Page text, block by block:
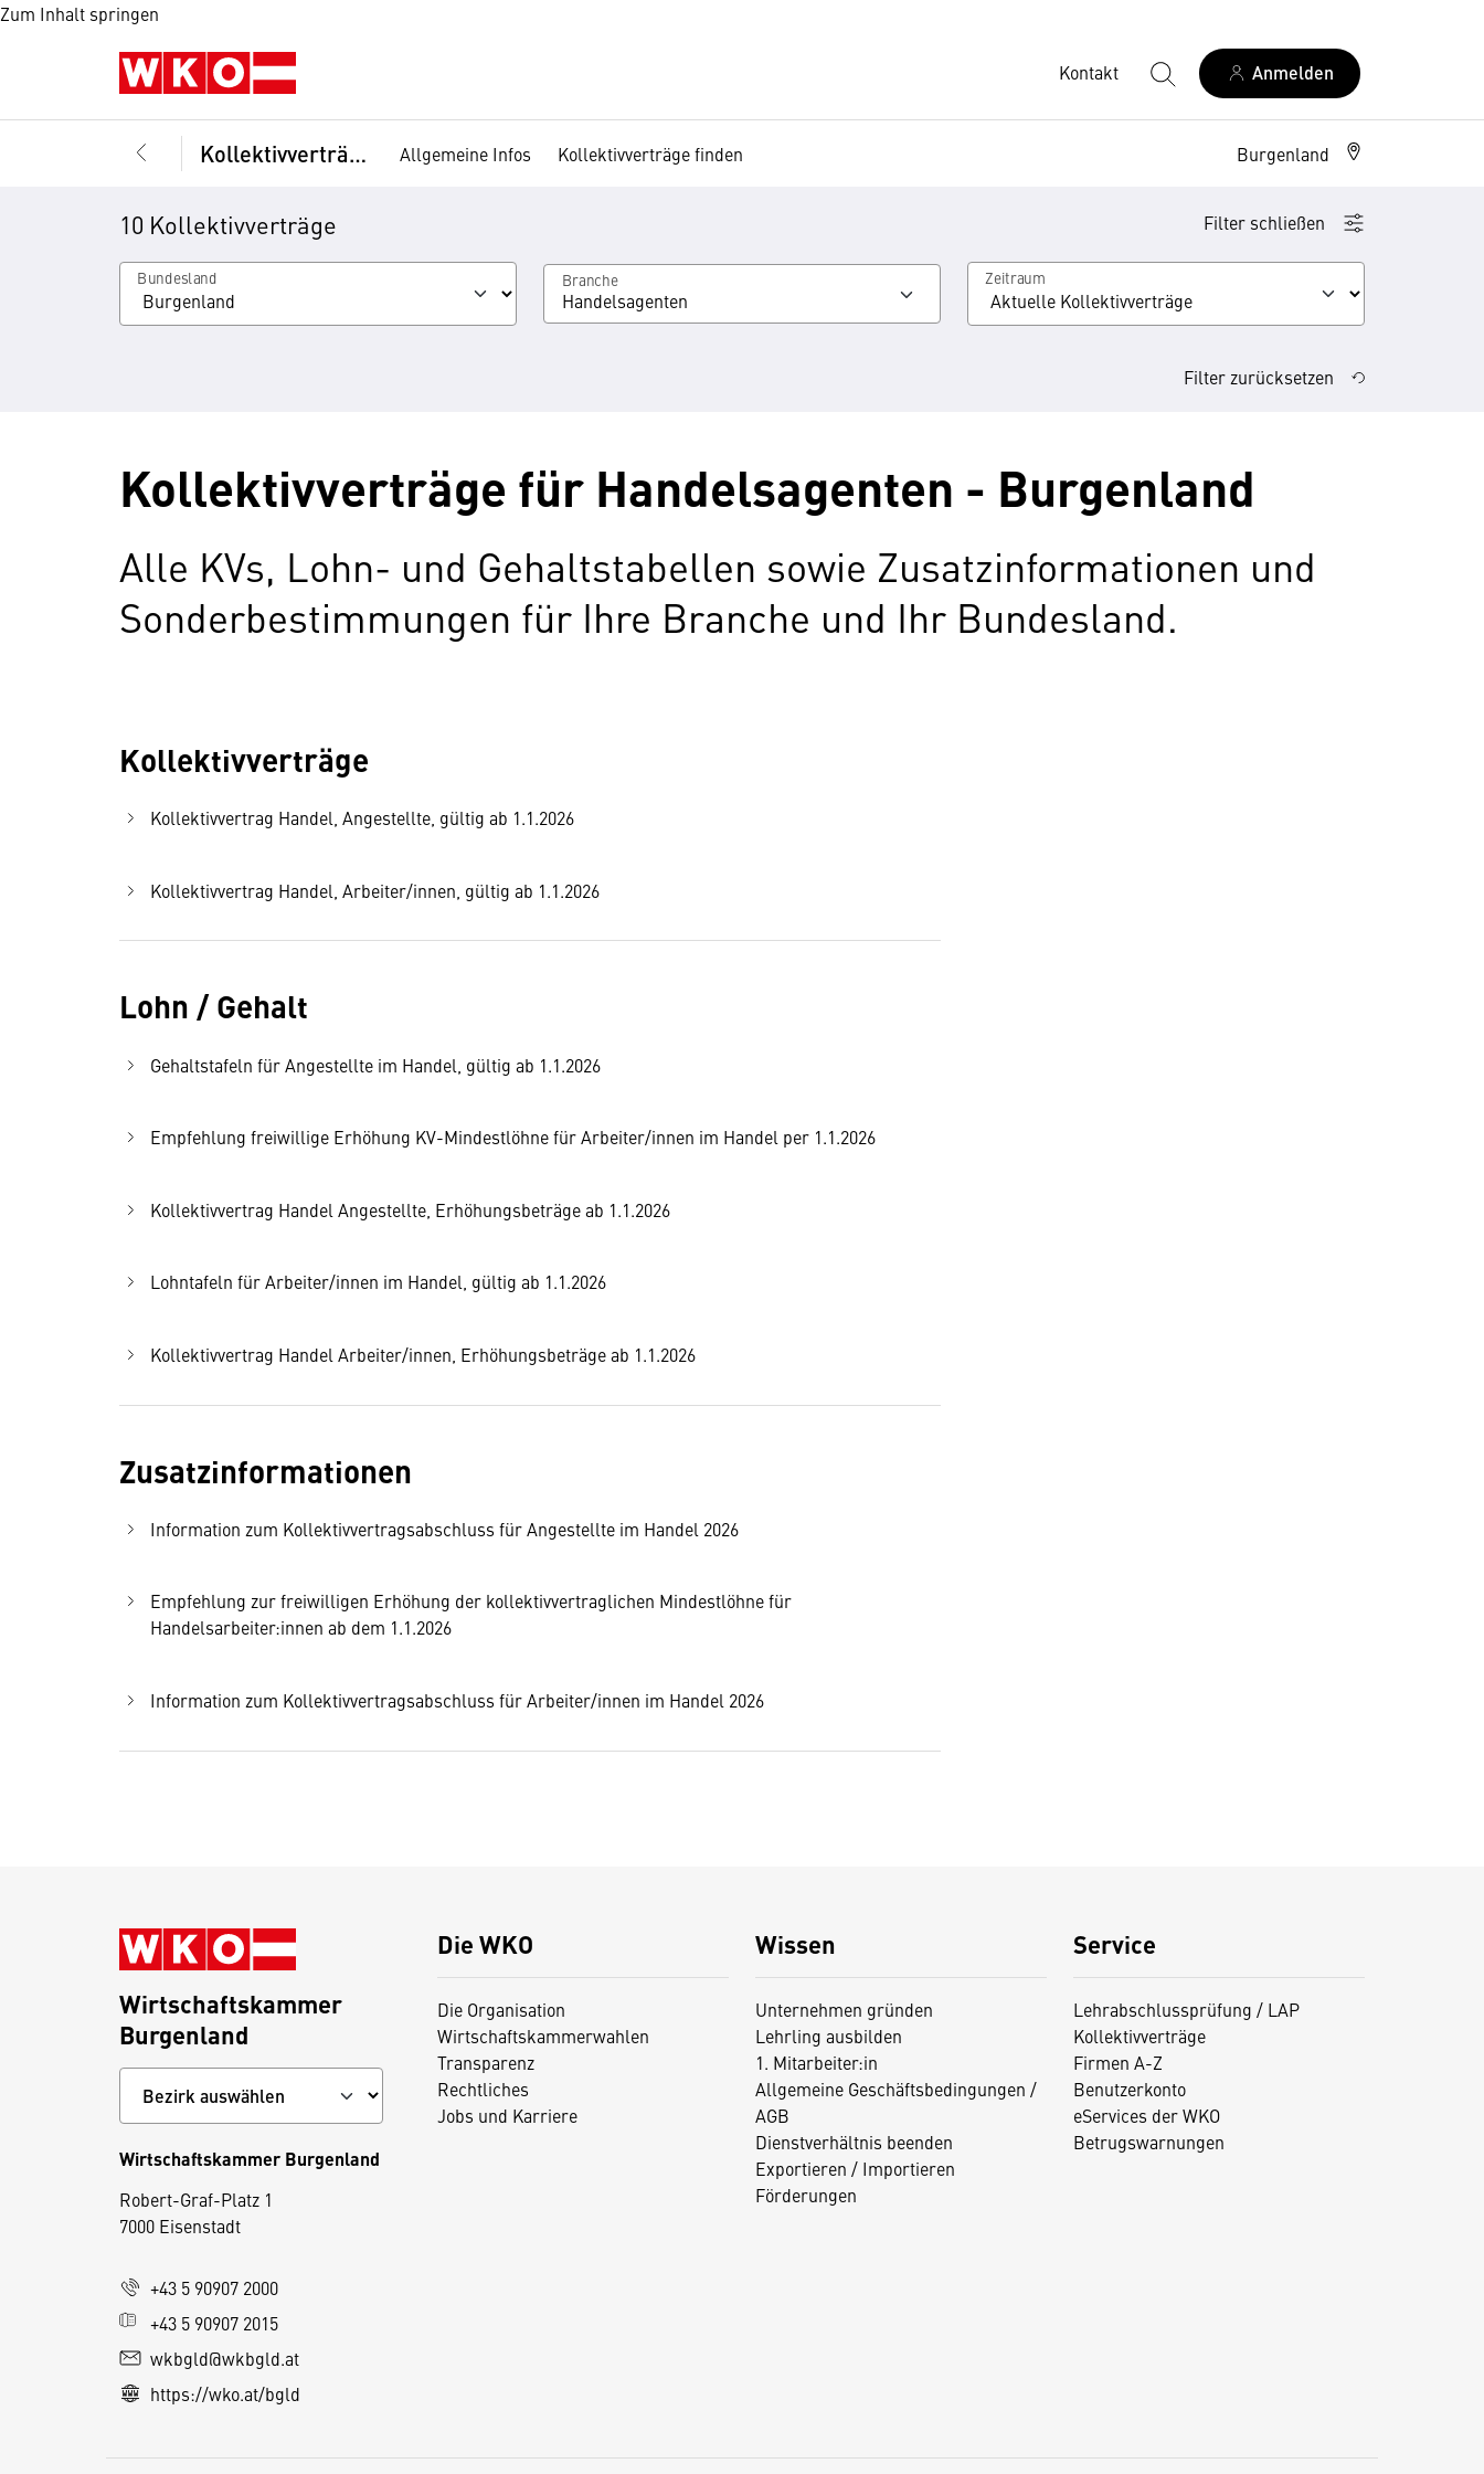
Zum Inhalt springen
Kontakt Anmelden
Kollektivverträge Allgemeine Infos Kollektivverträge finden Burgenland
10 Kollektivverträge Filter schließen
Bundesland Branche
Handelsagenten
Zeitraum
Filter zurücksetzen
Kollektivverträge für Handelsagenten - Burgenland
Alle KVs, Lohn- und Gehaltstabellen sowie Zusatzinformationen und
Sonderbestimmungen für Ihre Branche und Ihr Bundesland.
Kollektivverträge
Kollektivvertrag Handel, Angestellte, gültig ab 1.1.2026
Kollektivvertrag Handel, Arbeiter/innen, gültig ab 1.1.2026
Lohn / Gehalt
Gehaltstafeln für Angestellte im Handel, gültig ab 1.1.2026
Empfehlung freiwillige Erhöhung KV-Mindestlöhne für Arbeiter/innen im Handel per 1.1.2026
Kollektivvertrag Handel Angestellte, Erhöhungsbeträge ab 1.1.2026
Lohntafeln für Arbeiter/innen im Handel, gültig ab 1.1.2026
Kollektivvertrag Handel Arbeiter/innen, Erhöhungsbeträge ab 1.1.2026
Zusatzinformationen
Information zum Kollektivvertragsabschluss für Angestellte im Handel 2026
Empfehlung zur freiwilligen Erhöhung der kollektivvertraglichen Mindestlöhne für
Handelsarbeiter:innen ab dem 1.1.2026
Information zum Kollektivvertragsabschluss für Arbeiter/innen im Handel 2026
Die WKO
Die Organisation
Wirtschaftskammerwahlen
Transparenz
Rechtliches
Jobs und Karriere
Wissen
Unternehmen gründen
Lehrling ausbilden
1. Mitarbeiter:in
Allgemeine Geschäftsbedingungen /
AGB
Dienstverhältnis beenden
Exportieren / Importieren
Förderungen
Service
Lehrabschlussprüfung / LAP
Kollektivverträge
Firmen A-Z
Benutzerkonto
eServices der WKO
Betrugswarnungen
Wirtschaftskammer
Burgenland
Wirtschaftskammer Burgenland
Robert-Graf-Platz 1
7000 Eisenstadt
+43 5 90907 2000
+43 5 90907 2015
wkbgld@wkbgld.at
https://wko.at/bgld